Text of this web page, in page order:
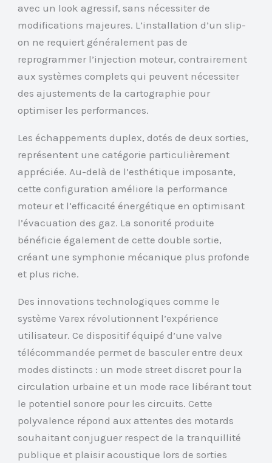
avec un look agressif, sans nécessiter de
modifications majeures. L’installation d’un slip-
on ne requiert généralement pas de
reprogrammer l’injection moteur, contrairement
aux systèmes complets qui peuvent nécessiter
des ajustements de la cartographie pour
optimiser les performances.
Les échappements duplex, dotés de deux sorties,
représentent une catégorie particulièrement
appréciée. Au-delà de l’esthétique imposante,
cette configuration améliore la performance
moteur et l’efficacité énergétique en optimisant
l’évacuation des gaz. La sonorité produite
bénéficie également de cette double sortie,
créant une symphonie mécanique plus profonde
et plus riche.
Des innovations technologiques comme le
système Varex révolutionnent l’expérience
utilisateur. Ce dispositif équipé d’une valve
télécommandée permet de basculer entre deux
modes distincts : un mode street discret pour la
circulation urbaine et un mode race libérant tout
le potentiel sonore pour les circuits. Cette
polyvalence répond aux attentes des motards
souhaitant conjuguer respect de la tranquillité
publique et plaisir acoustique lors de sorties